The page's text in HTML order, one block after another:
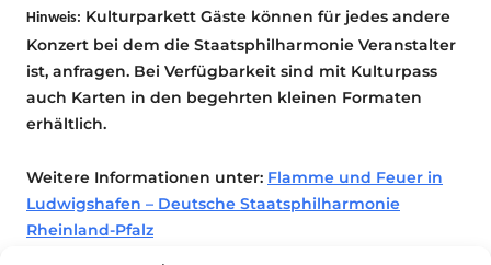
Hinweis: Kulturparkett Gäste können für jedes andere
Konzert bei dem die Staatsphilharmonie Veranstalter
ist, anfragen. Bei Verfügbarkeit sind mit Kulturpass
auch Karten in den begehrten kleinen Formaten
erhältlich.
Weitere Informationen unter: Flamme und Feuer in
Ludwigshafen – Deutsche Staatsphilharmonie
Rheinland-Pfalz